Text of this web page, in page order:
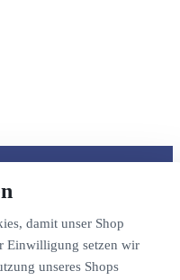
damit unser Shop
Einwilligung setzen wir
unseres Shops